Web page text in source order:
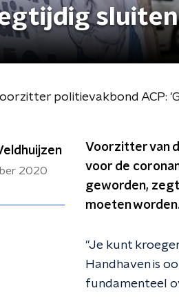
politievakbond ACP:
2020
Voorzitter van
voor de
geworden,
moeten
"Je kunt
Handhaven is
fundamenteel